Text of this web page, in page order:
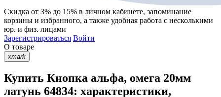
Скидка от 3% до 15% в личном кабинете, запоминание
корзины и избранного, а также удобная работа с несколькими
юр. и физ. лицами
Зарегистрироваться Войти
О товаре
xmark
Купить Кнопка альфа, омега 20мм
латунь 64834: характеристики,